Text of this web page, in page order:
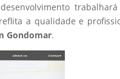
a qualidade e
Gondomar.